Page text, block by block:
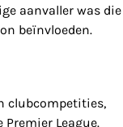
aanvaller was die
beïnvloeden.
clubcompetities,
League.